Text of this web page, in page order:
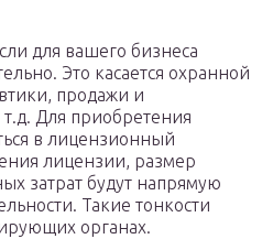
для вашего бизнеса
Это касается охранной
продажи и
т.д. Для приобретения
в лицензионный
лицензии, размер
затрат будут напрямую
Такие тонкости
органах.